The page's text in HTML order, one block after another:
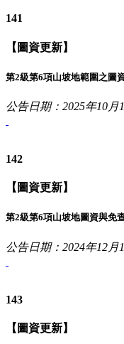
141
【圖資更新】
第2級第6項山坡地範圍之圖
公告日期：2025年10月
142
【圖資更新】
第2級第6項山坡地圖資與免
公告日期：2024年12月
143
【圖資更新】